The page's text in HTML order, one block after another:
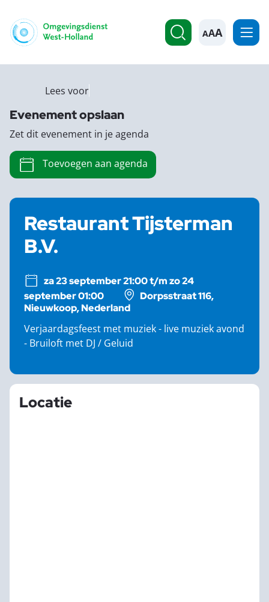
A
Restaurant Tijsterman
B.V.
za 23 september 21:00 t/m zo 24
september 01:00
Dorpsstraat 116,
Nieuwkoop, Nederland
Verjaardagsfeest met muziek - live muziek avond
- Bruiloft met DJ / Geluid
Locatie
Lees voor
Evenement opslaan
Zet dit evenement in je agenda
Toevoegen aan agenda